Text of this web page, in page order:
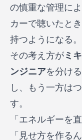
の慎重な管理に
カーで聴いたと
持つようになる。
その考え方がミ
ンジニアを分け
し、もう一方は
す。
「エネルギーを
「見せ方を作る